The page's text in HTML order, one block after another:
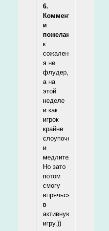
6.
Комментарии
и
пожелания:
к
сожалению,
я не
флудер,
а на
этой
неделе
и как
игрок
крайне
слоупочен
и
медлителен.
Но зато
потом
смогу
впрячься
в
активную
игру.))